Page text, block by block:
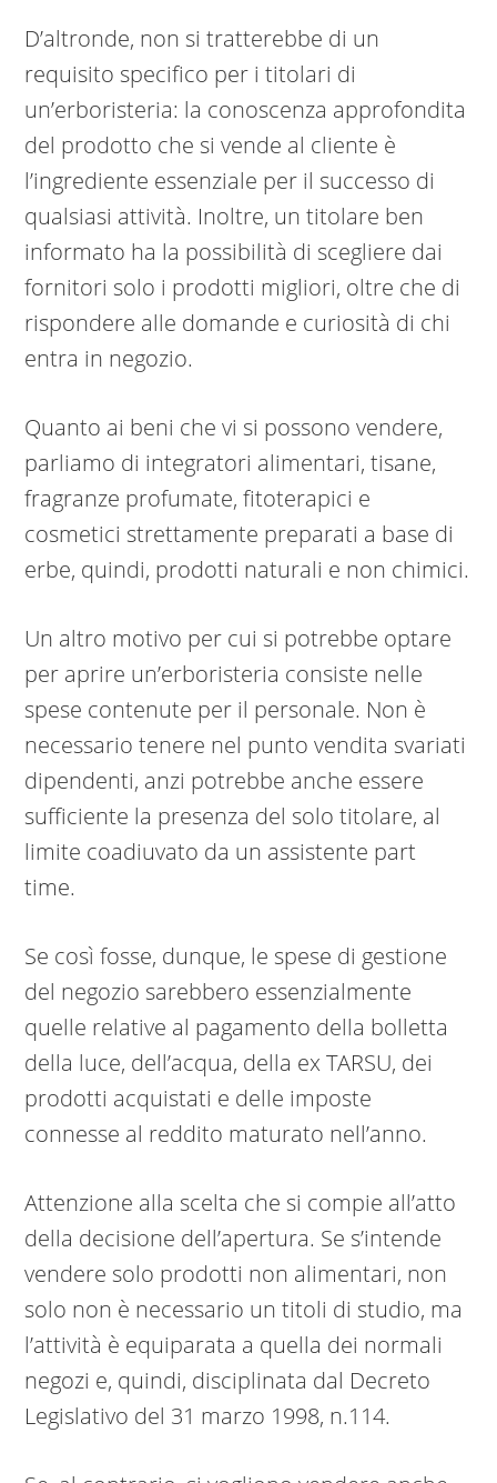
D’altronde, non si tratterebbe di un
requisito specifico per i titolari di
un’erboristeria: la conoscenza approfondita
del prodotto che si vende al cliente è
l’ingrediente essenziale per il successo di
qualsiasi attività. Inoltre, un titolare ben
informato ha la possibilità di scegliere dai
fornitori solo i prodotti migliori, oltre che di
rispondere alle domande e curiosità di chi
entra in negozio.
Quanto ai beni che vi si possono vendere,
parliamo di integratori alimentari, tisane,
fragranze profumate, fitoterapici e
cosmetici strettamente preparati a base di
erbe, quindi, prodotti naturali e non chimici.
Un altro motivo per cui si potrebbe optare
per aprire un’erboristeria consiste nelle
spese contenute per il personale. Non è
necessario tenere nel punto vendita svariati
dipendenti, anzi potrebbe anche essere
sufficiente la presenza del solo titolare, al
limite coadiuvato da un assistente part
time.
Se così fosse, dunque, le spese di gestione
del negozio sarebbero essenzialmente
quelle relative al pagamento della bolletta
della luce, dell’acqua, della ex TARSU, dei
prodotti acquistati e delle imposte
connesse al reddito maturato nell’anno.
Attenzione alla scelta che si compie all’atto
della decisione dell’apertura. Se s’intende
vendere solo prodotti non alimentari, non
solo non è necessario un titoli di studio, ma
l’attività è equiparata a quella dei normali
negozi e, quindi, disciplinata dal Decreto
Legislativo del 31 marzo 1998, n.114.